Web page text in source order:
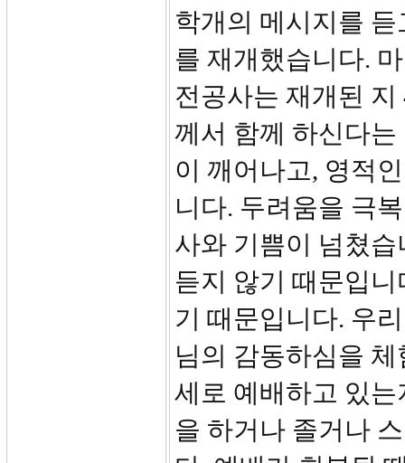
학개의 메시지를
를 재개했습니다.
전공사는 재개된
께서 함께 하신다
이 깨어나고, 영적
니다. 두려움을 극
사와 기쁨이 넘쳤
듣지 않기 때문입
기 때문입니다. 우
님의 감동하심을
세로 예배하고 있
을 하거나 졸거나